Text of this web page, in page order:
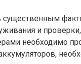
и
необходимо